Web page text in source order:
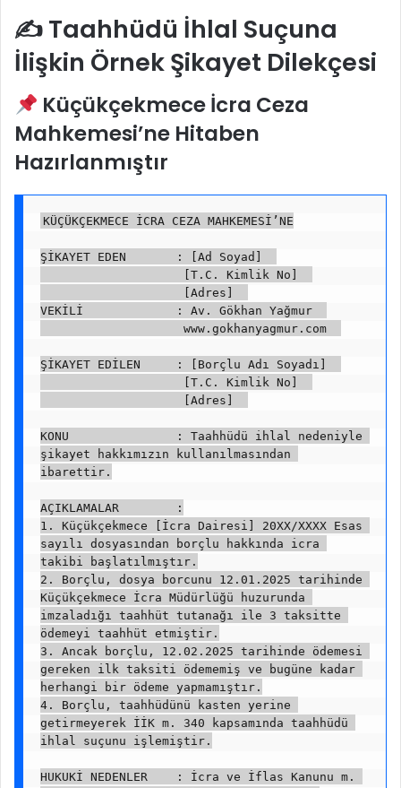
✍️ Taahhüdü İhlal Suçuna
İlişkin Örnek Şikayet Dilekçesi
Küçükçekmece İcra Ceza
Mahkemesi’ne Hitaben
Hazırlanmıştır
KÜÇÜKÇEKMECE İCRA CEZA MAHKEMESİ’NE
ŞİKAYET EDEN       : [Ad Soyad]
                    [T.C. Kimlik No]
                    [Adres]
VEKİLİ             : Av. Gökhan Yağmur
                    www.gokhanyagmur.com
ŞİKAYET EDİLEN     : [Borçlu Adı Soyadı]
                    [T.C. Kimlik No]
                    [Adres]
KONU               : Taahhüdü ihlal nedeniyle
şikayet hakkımızın kullanılmasından
ibarettir.
AÇIKLAMALAR        :
1. Küçükçekmece [İcra Dairesi] 20XX/XXXX Esas
sayılı dosyasından borçlu hakkında icra
takibi başlatılmıştır.
2. Borçlu, dosya borcunu 12.01.2025 tarihinde
Küçükçekmece İcra Müdürlüğü huzurunda
imzaladığı taahhüt tutanağı ile 3 taksitte
ödemeyi taahhüt etmiştir.
3. Ancak borçlu, 12.02.2025 tarihinde ödemesi
gereken ilk taksiti ödememiş ve bugüne kadar
herhangi bir ödeme yapmamıştır.
4. Borçlu, taahhüdünü kasten yerine
getirmeyerek İİK m. 340 kapsamında taahhüdü
ihlal suçunu işlemiştir.
HUKUKİ NEDENLER    : İcra ve İflas Kanunu m.